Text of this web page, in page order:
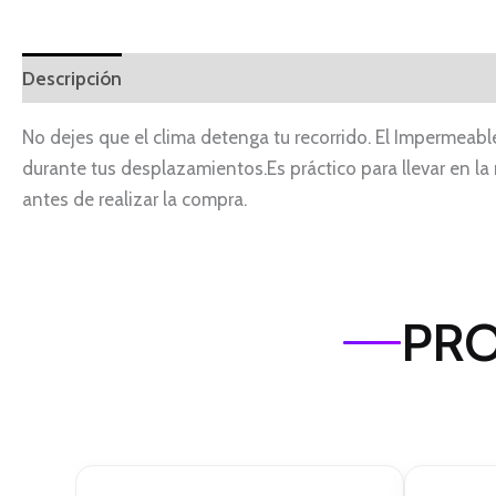
Descripción
No dejes que el clima detenga tu recorrido. El
durante tus desplazamientos.Es práctico para llevar en
antes de realizar la compra.